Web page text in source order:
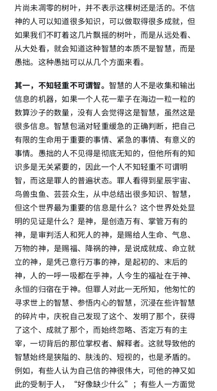
片尚未凋零的树叶，并不表示这棵树还是活的。不信
神的人可以知道很多知识，可以做取得很多成就，但
如果我们不盯着这几片飘摇的树叶，而是从远处看、
从大处看，就会知道这种智慧的本质不是智慧，而是
愚拙。这种愚拙可以从几个方面来看。
其一，不知轻重不可谓智。 智慧的人不是收集和输出
信息的机器，如果一个人花一辈子在海边一粒一粒的
数算沙子的数量，没有人会觉得这是智慧，虽然这是
很多信息。智慧包涵对轻重缓急的正确判断，把自己
有限的生命用于重要的事情、紧急的事情、有意义的
事情。愚拙的人不见得是彻底无知的，但他所有的知
识多是无关紧要的，因此一个人不知轻重不可谓明
智，而这是罪人的普遍状态。罪人看得到星辰宇宙、
鸟兽虫鱼、芸芸众生，从中总结出很多知识、智慧，
但这个世界最为重要的信息是什么？这个世界处处显
明的见证是什么？是神，是创造万有、掌管万有的
神，是审判活人和死人的神，是赐给人生命、气息、
万物的神，是赐福、降祸的神，是说成就成、命立就
立的神，是凭己意行万事的神，是起初的、末后的
神，人的一呼一吸都在乎神，人今生的福祉在于神、
永恒的归宿在于神。但罪人对此一无所知，他匆忙的
寻求世上的智慧、参悟内心的智慧，沉浸在些许智慧
的碎片中，庆祝自己发现了这个、发明了那个，获得
了这个、成就了那个，而始终忽略、否定万有的主
宰，一切背后的那位掌权者、解释者。这就导致他的
智慧始终是狭隘的、肤浅的、短视的，也是矛盾的。
例如，有些人认为自己信的神很伟大，可他的神又如
此的受制于人，“好像缺少什么”；有些人一方面觉